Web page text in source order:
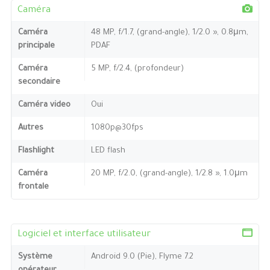
Caméra
Caméra
principale
48 MP, f/1.7, (grand-angle), 1/2.0 », 0.8μm,
PDAF
Caméra
secondaire
5 MP, f/2.4, (profondeur)
Caméra video Oui
Autres 1080p@30fps
Flashlight LED flash
Caméra
frontale
20 MP, f/2.0, (grand-angle), 1/2.8 », 1.0μm
Logiciel et interface utilisateur
Système
Android 9.0 (Pie), Flyme 7.2